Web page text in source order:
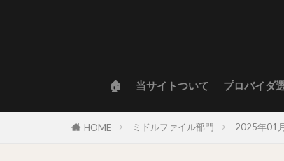
🏠 当サイトついて プロバイダ
HOME ミドルファイル部門 2025年01